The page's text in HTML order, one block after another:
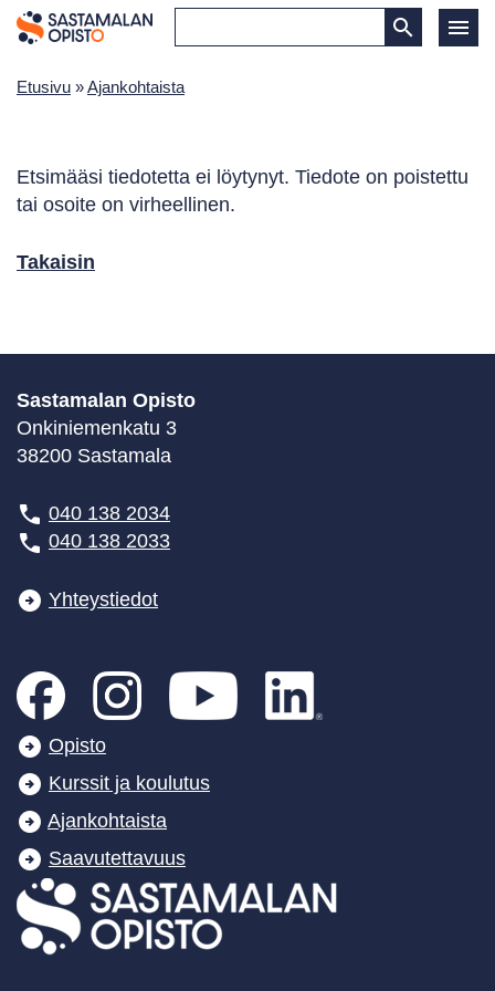
Etusivu »Ajankohtaista
Etsimääsi tiedotetta ei löytynyt. Tiedote on poistettu
tai osoite on virheellinen.
Takaisin
Sastamalan Opisto
Onkiniemenkatu 3
38200 Sastamala
040 138 2034
040 138 2033
Yhteystiedot
Opisto
Kurssit ja koulutus
Ajankohtaista
Saavutettavuus